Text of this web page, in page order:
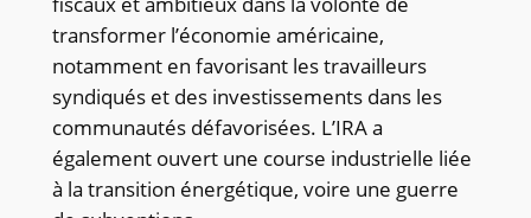
transformer l’économie américaine,
notamment en favorisant les travailleurs
syndiqués et des investissements dans les
communautés défavorisées. L’IRA a
également ouvert une course industrielle liée
à la transition énergétique, voire une guerre